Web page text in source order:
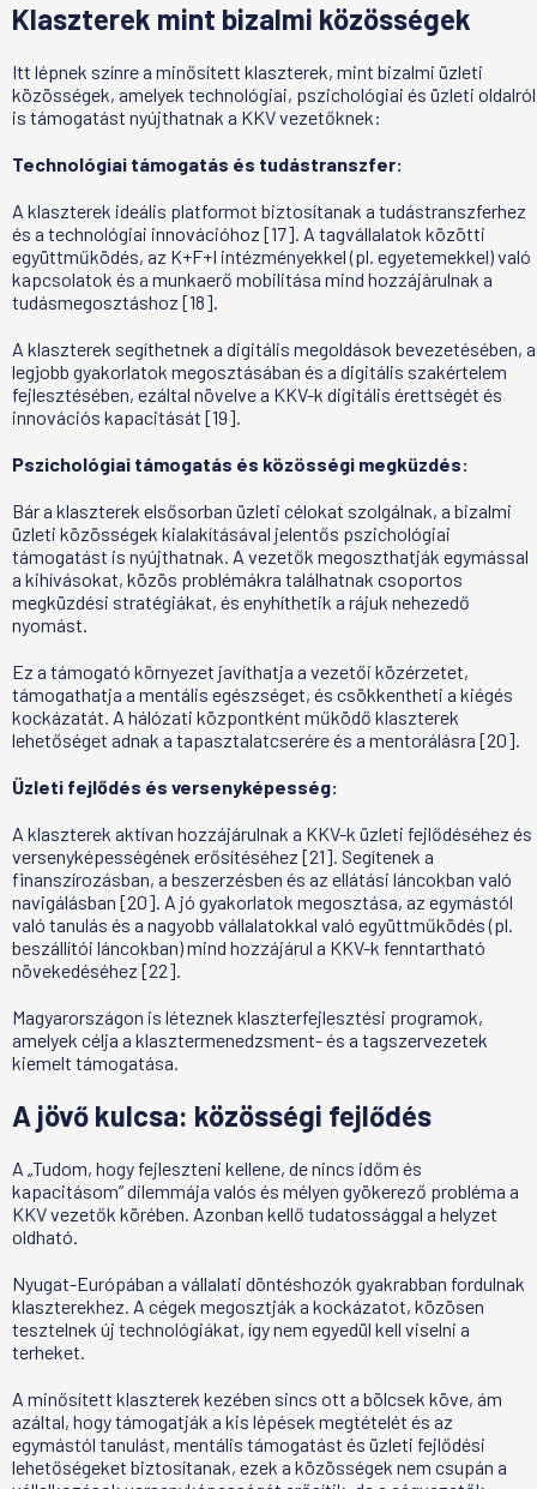
Klaszterek mint bizalmi közösségek
Itt lépnek színre a minősített klaszterek, mint bizalmi üzleti
közösségek, amelyek technológiai, pszichológiai és üzleti oldalról
is támogatást nyújthatnak a KKV vezetőknek:
Technológiai támogatás és tudástranszfer:
A klaszterek ideális platformot biztosítanak a tudástranszferhez
és a technológiai innovációhoz [17]. A tagvállalatok közötti
együttműködés, az K+F+I intézményekkel (pl. egyetemekkel) való
kapcsolatok és a munkaerő mobilitása mind hozzájárulnak a
tudásmegosztáshoz [18].
A klaszterek segíthetnek a digitális megoldások bevezetésében, a
legjobb gyakorlatok megosztásában és a digitális szakértelem
fejlesztésében, ezáltal növelve a KKV-k digitális érettségét és
innovációs kapacitását [19].
Pszichológiai támogatás és közösségi megküzdés:
Bár a klaszterek elsősorban üzleti célokat szolgálnak, a bizalmi
üzleti közösségek kialakításával jelentős pszichológiai
támogatást is nyújthatnak. A vezetők megoszthatják egymással
a kihívásokat, közös problémákra találhatnak csoportos
megküzdési stratégiákat, és enyhíthetik a rájuk nehezedő
nyomást.
Ez a támogató környezet javíthatja a vezetői közérzetet,
támogathatja a mentális egészséget, és csökkentheti a kiégés
kockázatát. A hálózati központként működő klaszterek
lehetőséget adnak a tapasztalatcserére és a mentorálásra [20].
Üzleti fejlődés és versenyképesség:
A klaszterek aktívan hozzájárulnak a KKV-k üzleti fejlődéséhez és
versenyképességének erősítéséhez [21]. Segítenek a
finanszírozásban, a beszerzésben és az ellátási láncokban való
navigálásban [20]. A jó gyakorlatok megosztása, az egymástól
való tanulás és a nagyobb vállalatokkal való együttműködés (pl.
beszállítói láncokban) mind hozzájárul a KKV-k fenntartható
növekedéséhez [22].
Magyarországon is léteznek klaszterfejlesztési programok,
amelyek célja a klasztermenedzsment- és a tagszervezetek
kiemelt támogatása.
A jövő kulcsa: közösségi fejlődés
A „Tudom, hogy fejleszteni kellene, de nincs időm és
kapacitásom” dilemmája valós és mélyen gyökerező probléma a
KKV vezetők körében. Azonban kellő tudatossággal a helyzet
oldható.
Nyugat-Európában a vállalati döntéshozók gyakrabban fordulnak
klaszterekhez. A cégek megosztják a kockázatot, közösen
tesztelnek új technológiákat, így nem egyedül kell viselni a
terheket.
A minősített klaszterek kezében sincs ott a bölcsek köve, ám
azáltal, hogy támogatják a kis lépések megtételét és az
egymástól tanulást, mentális támogatást és üzleti fejlődési
lehetőségeket biztosítanak, ezek a közösségek nem csupán a